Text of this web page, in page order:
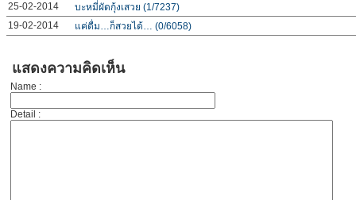
25-02-2014
บะหมี่ผัดกุ้งเสวย (1/7237)
19-02-2014
แค่ดื่ม…ก็สวยได้… (0/6058)
แสดงความคิดเห็น
Name :
Detail :